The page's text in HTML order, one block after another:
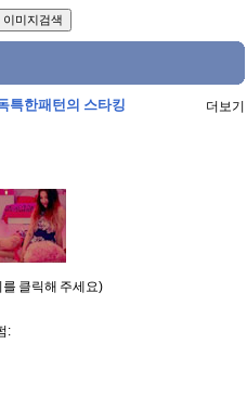
특한패턴의 스타킹 더보기
클릭해 주세요)
: